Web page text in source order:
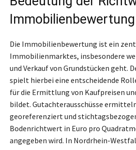
Immobilienbewertung
Die Immobilienbewertung ist ein
Immobilienmarktes, insbesondere
und Verkauf von Grundstücken geht.
spielt hierbei eine entscheidende
für die Ermittlung von Kaufpreisen
bildet. Gutachterausschüsse
georeferenziert und
Bodenrichtwert in Euro pro
angegeben wird. In Nordrhein-